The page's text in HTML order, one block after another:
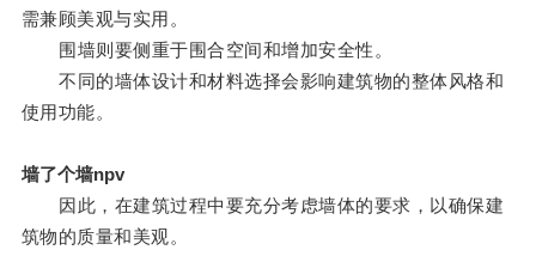
需兼顾美观与实用。
围墙则要侧重于围合空间和增加安全性。
不同的墙体设计和材料选择会影响建筑物的整体风格和
使用功能。
墙了个墙npv
因此，在建筑过程中要充分考虑墙体的要求，以确保建
筑物的质量和美观。